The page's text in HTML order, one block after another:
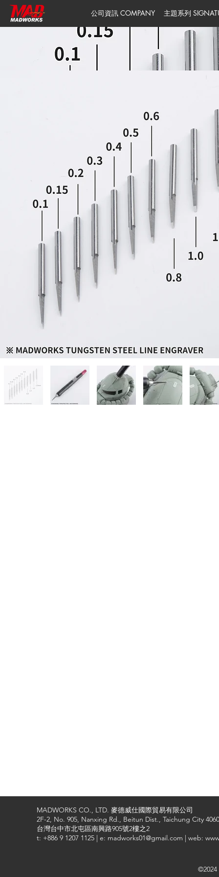
公司資訊 COMPANY 主題系列
MADWORKS CO., LTD. 麥德威仕國際貿易有限公司
2F-2, No. 905, Nanxing Rd., Beitun Dist., Taichung City
台灣台中市北屯區南興路905號2樓之2
t: +886 9 1207 1125 | e: madworks01@gmail.com | web: